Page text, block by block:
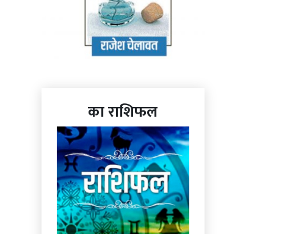
का राशिफल